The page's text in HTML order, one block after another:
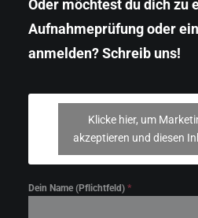
Oder möchtest du dich zu
Aufnahmeprüfung oder
anmelden? Schreib uns!
Klicke hier, um
akzeptieren und diesen
Dein Name (Pflichtfeld) *